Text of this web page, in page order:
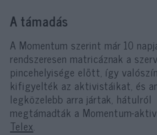
A támadás
A Momentum szerint már 10
rendszeresen matricáznak a
pincehelyisége előtt, így
kifigyelték az aktivistáikat, és
legközelebb arra jártak, hátulról
megtámadták a Momentum-
Telex.